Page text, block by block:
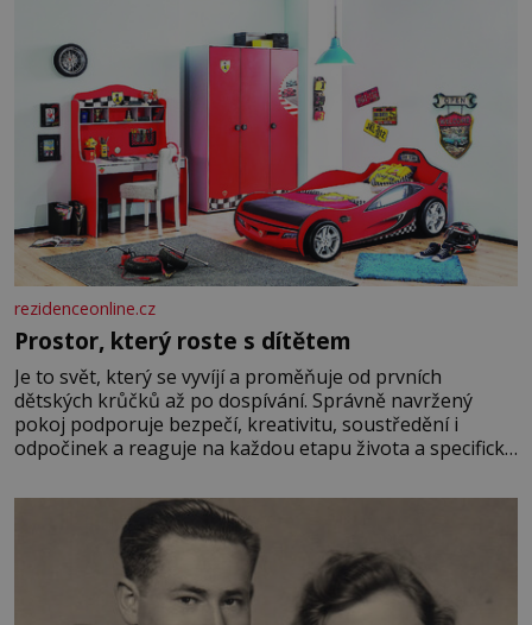
rezidenceonline.cz
Prostor, který roste s dítětem
Je to svět, který se vyvíjí a proměňuje od prvních
dětských krůčků až po dospívání. Správně navržený
pokoj podporuje bezpečí, kreativitu, soustředění i
odpočinek a reaguje na každou etapu života a specifické
měkkost a bezpečí, proto by pokoj miminka měl působit
především klidně a útulně. Předškolní věk je